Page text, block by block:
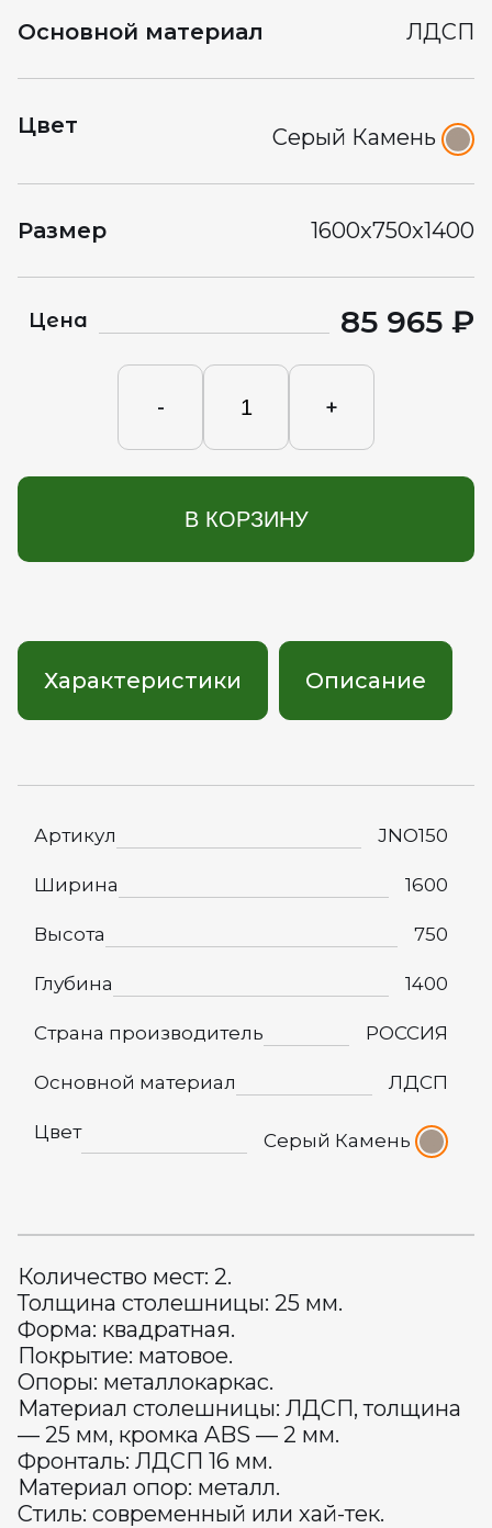
Основной материал ЛДСП
Цвет Серый Камень
Размер 1600x750x1400
Цена 85 965 ₽
- +
В КОРЗИНУ
Характеристики Описание
Артикул JNO150
Ширина 1600
Высота 750
Глубина 1400
Страна производитель РОССИЯ
Основной материал ЛДСП
Цвет Серый Камень
Количество мест: 2.
Толщина столешницы: 25 мм.
Форма: квадратная.
Покрытие: матовое.
Опоры: металлокаркас.
Материал столешницы: ЛДСП, толщина
— 25 мм, кромка ABS — 2 мм.
Фронталь: ЛДСП 16 мм.
Материал опор: металл.
Стиль: современный или хай-тек.